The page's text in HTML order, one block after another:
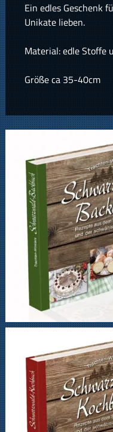
Ein edles Geschenk
Unikate lieben.
Material: edle Stoffe
Größe ca 35-40cm